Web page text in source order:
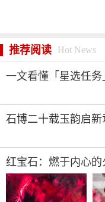
推荐阅读 Hot News
一文看懂「星选任
石博二十载玉韵启
红宝石：燃于内心的